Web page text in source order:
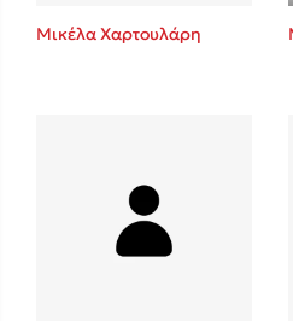
Η μέθοδος
Δημοφιλείς Συγγραφείς
Φυστίκι ΠουΚυλάει
Μικέλα Χαρτουλάρη